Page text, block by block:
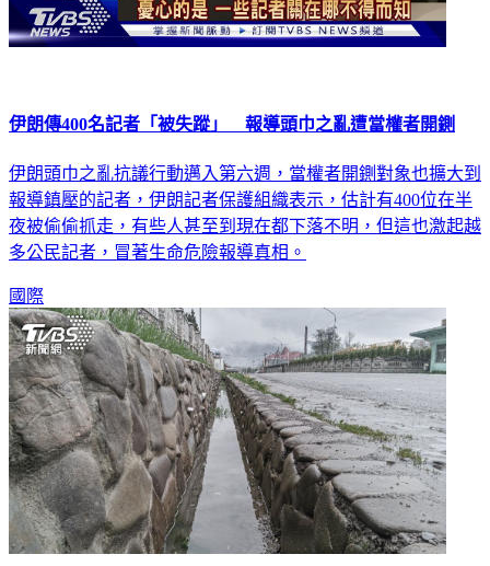
伊朗傳400名記者「被失蹤」 報導頭巾之亂遭當權者開鍘
伊朗頭巾之亂抗議行動邁入第六週，當權者開鍘對象也擴大到
報導鎮壓的記者，伊朗記者保護組織表示，估計有400位在半
夜被偷偷抓走，有些人甚至到現在都下落不明，但這也激起越
多公民記者，冒著生命危險報導真相。
國際